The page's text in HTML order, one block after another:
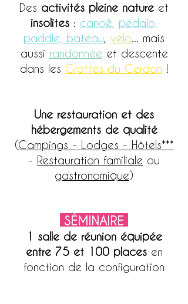
Des activités pleine nature et
insolites : canoë pédalo,
paddle, bateau vélo ... mais
aussi randonnée et descente
dans les Grottes du Cerdon !
Une restauration et des
hébergements de qualité
(Campings - Lodges - Hôtels***
- Restauration familiale ou
gastronomique)
SÉMINAIRE
1 salle de réunion équipée
entre 75 et 100 placesen
fonction de la configuration